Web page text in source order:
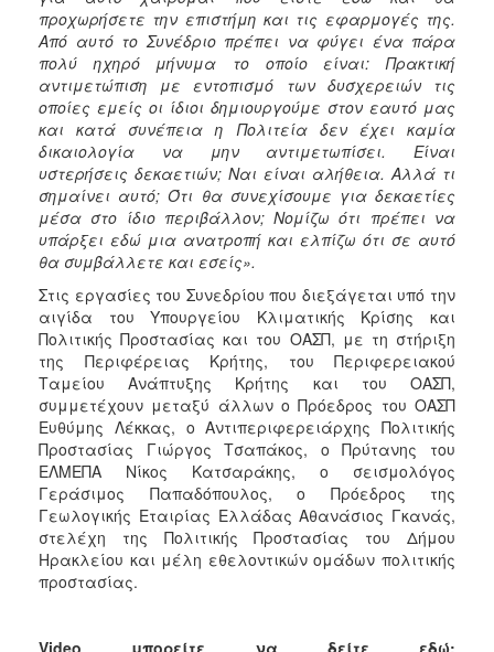
προχωρήσετε την επιστήμη και τις εφαρμογές της.
Από αυτό το Συνέδριο πρέπει να φύγει ένα πάρα
πολύ ηχηρό μήνυμα το οποίο είναι: Πρακτική
αντιμετώπιση με εντοπισμό των δυσχερειών τις
οποίες εμείς οι ίδιοι δημιουργούμε στον εαυτό μας
και κατά συνέπεια η Πολιτεία δεν έχει καμία
δικαιολογία να μην αντιμετωπίσει. Είναι
υστερήσεις δεκαετιών; Ναι είναι αλήθεια. Αλλά τι
σημαίνει αυτό; Ότι θα συνεχίσουμε για δεκαετίες
μέσα στο ίδιο περιβάλλον; Νομίζω ότι πρέπει να
υπάρξει εδώ μια ανατροπή και ελπίζω ότι σε αυτό
θα συμβάλλετε και εσείς».
Στις εργασίες του Συνεδρίου που διεξάγεται υπό την
αιγίδα του Υπουργείου Κλιματικής Κρίσης και
Πολιτικής Προστασίας και του ΟΑΣΠ, με τη στήριξη
της Περιφέρειας Κρήτης, του Περιφερειακού
Ταμείου Ανάπτυξης Κρήτης και του ΟΑΣΠ,
συμμετέχουν μεταξύ άλλων ο Πρόεδρος του ΟΑΣΠ
Ευθύμης Λέκκας, ο Αντιπεριφερειάρχης Πολιτικής
Προστασίας Γιώργος Τσαπάκος, ο Πρύτανης του
ΕΛΜΕΠΑ Νίκος Κατσαράκης, ο σεισμολόγος
Γεράσιμος Παπαδόπουλος, ο Πρόεδρος της
Γεωλογικής Εταιρίας Ελλάδας Αθανάσιος Γκανάς,
στελέχη της Πολιτικής Προστασίας του Δήμου
Ηρακλείου και μέλη εθελοντικών ομάδων πολιτικής
προστασίας.
Video μπορείτε να δείτε εδώ: